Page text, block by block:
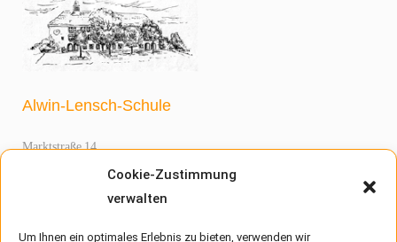
Cookie-Zustimmung
verwalten
Um Ihnen ein optimales Erlebnis zu bieten, verwenden wir
Alwin-Lensch-Schule
Marktstraße 14
04661 960520